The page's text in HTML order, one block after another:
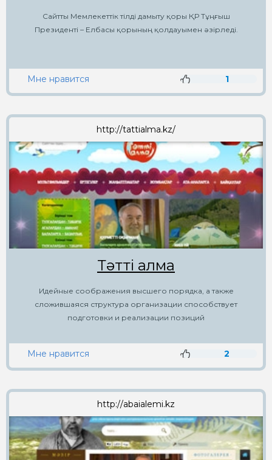
Сайтты Мемлекеттік тілді дамыту қоры ҚР Тұңғыш
Президенті – Елбасы қорының қолдауымен әзірледі.
1
Мне нравится
http://tattialma.kz/
Тәтті алма
Идейные соображения высшего порядка, а также
сложившаяся структура организации способствует
подготовки и реализации позиций
2
Мне нравится
http://abaialemi.kz